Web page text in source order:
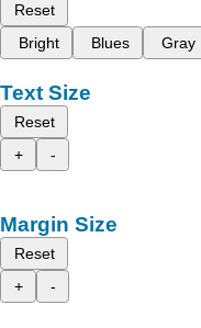
Reset
Bright
Blues Gray
Text Size
Reset
+
-
Margin Size
Reset
+
-